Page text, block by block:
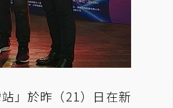
」於昨（21）日在新